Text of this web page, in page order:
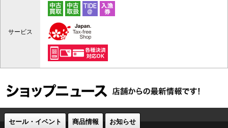
サービス
セール・イベント 商品情報 お知らせ